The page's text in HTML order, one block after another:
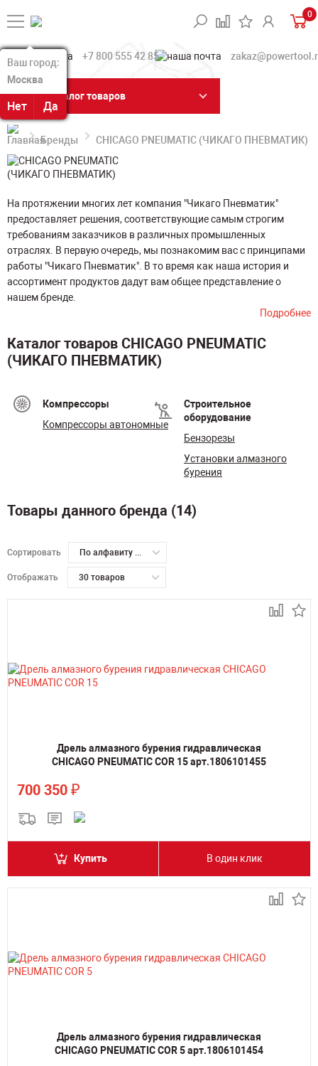
Ваш город:
Москва
Нет Да
Ваш город:
Москва
Нет Да
0
+7 800 555 42 85
Каталог товаров
Бренды CHICAGO PNEUMATIC (ЧИКАГО ПНЕВМАТИК)
На протяжении многих лет компания "Чикаго Пневматик"
предоставляет решения, соответствующие самым строгим
требованиям заказчиков в различных промышленных
отраслях. В первую очередь, мы познакомим вас с принципами
работы "Чикаго Пневматик". В то время как наша история и
ассортимент продуктов дадут вам общее представление о
нашем бренде.
Подробнее
Каталог товаров CHICAGO PNEUMATIC
(ЧИКАГО ПНЕВМАТИК)
Компрессоры
Компрессоры автономные
Строительное
оборудование
Бензорезы
Установки алмазного
бурения
Товары данного бренда (14)
Сортировать По алфавиту А-Я
Отображать 30 товаров
Дрель алмазного бурения гидравлическая
CHICAGO PNEUMATIC COR 15 арт.1806101455
700 350 ₽
Купить В один клик
Дрель алмазного бурения гидравлическая
CHICAGO PNEUMATIC COR 5 арт.1806101454